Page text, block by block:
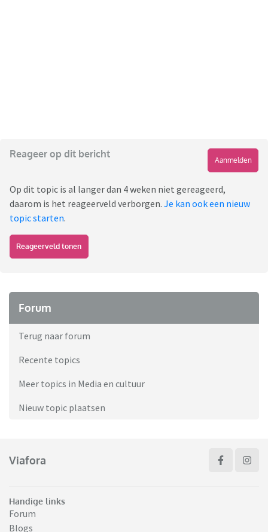
Reageer op dit bericht
Aanmelden
Op dit topic is al langer dan 4 weken niet gereageerd,
daarom is het reageerveld verborgen. Je kan ook een nieuw
topic starten.
Reageerveld tonen
Forum
Terug naar forum
Recente topics
Meer topics in Media en cultuur
Nieuw topic plaatsen
Viafora
Handige links
Forum
Blogs